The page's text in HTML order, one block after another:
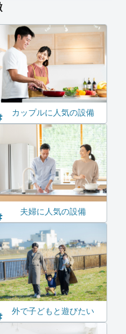
カップルに人気の設備
夫婦に人気の設備
外で子どもと遊びたい